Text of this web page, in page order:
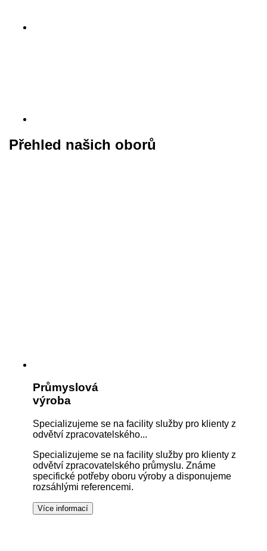
Přehled našich oborů
Průmyslová
výroba
Specializujeme se na facility služby pro klienty z
odvětví zpracovatelského...
Specializujeme se na facility služby pro klienty z
odvětví zpracovatelského průmyslu. Známe
specifické potřeby oboru výroby a disponujeme
rozsáhlými referencemi.